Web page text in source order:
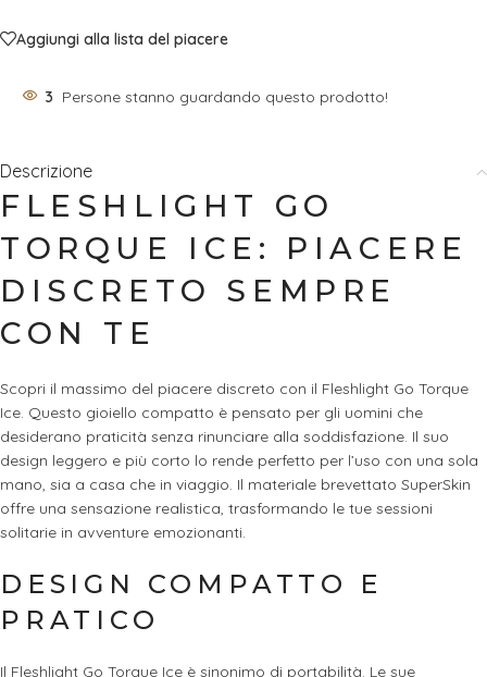
Aggiungi alla lista del piacere
3 Persone stanno guardando questo prodotto!
Descrizione
FLESHLIGHT GO
TORQUE ICE: PIACERE
DISCRETO SEMPRE
CON TE
Scopri il massimo del piacere discreto con il Fleshlight Go Torque
Ice. Questo gioiello compatto è pensato per gli uomini che
desiderano praticità senza rinunciare alla soddisfazione. Il suo
design leggero e più corto lo rende perfetto per l’uso con una sola
mano, sia a casa che in viaggio. Il materiale brevettato SuperSkin
offre una sensazione realistica, trasformando le tue sessioni
solitarie in avventure emozionanti.
DESIGN COMPATTO E
PRATICO
Il Fleshlight Go Torque Ice è sinonimo di portabilità. Le sue